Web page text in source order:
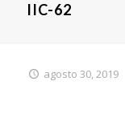
IIC-62
agosto 30, 2019